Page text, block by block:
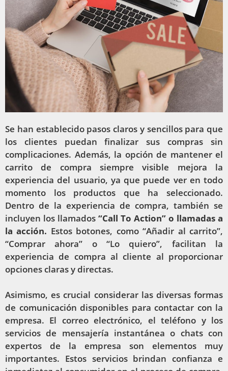
Se han establecido pasos claros y sencillos para que
los clientes puedan finalizar sus compras sin
complicaciones. Además, la opción de mantener el
carrito de compra siempre visible mejora la
experiencia del usuario, ya que puede ver en todo
momento los productos que ha seleccionado.
Dentro de la experiencia de compra, también se
incluyen los llamados “Call To Action” o llamadas a
la acción. Estos botones, como “Añadir al carrito”,
“Comprar ahora” o “Lo quiero”, facilitan la
experiencia de compra al cliente al proporcionar
opciones claras y directas.
Asimismo, es crucial considerar las diversas formas
de comunicación disponibles para contactar con la
empresa. El correo electrónico, el teléfono y los
servicios de mensajería instantánea o chats con
expertos de la empresa son elementos muy
importantes. Estos servicios brindan confianza e